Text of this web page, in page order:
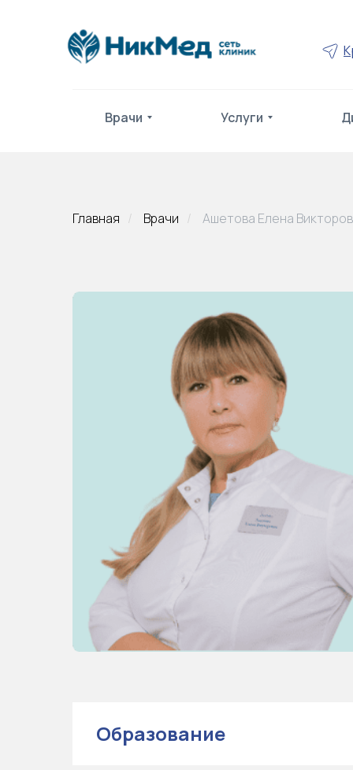
Врачи Услуги
Главная / Врачи / Ашетова Елена
Образование